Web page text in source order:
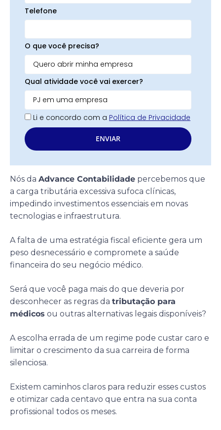
Telefone
O que você precisa?
Qual atividade você vai exercer?
Li e concordo com a Política de Privacidade
ENVIAR
Nós da Advance Contabilidade percebemos que
a carga tributária excessiva sufoca clínicas,
impedindo investimentos essenciais em novas
tecnologias e infraestrutura.
A falta de uma estratégia fiscal eficiente gera um
peso desnecessário e compromete a saúde
financeira do seu negócio médico.
Será que você paga mais do que deveria por
desconhecer as regras da tributação para
médicos ou outras alternativas legais disponíveis?
A escolha errada de um regime pode custar caro e
limitar o crescimento da sua carreira de forma
silenciosa.
Existem caminhos claros para reduzir esses custos
e otimizar cada centavo que entra na sua conta
profissional todos os meses.